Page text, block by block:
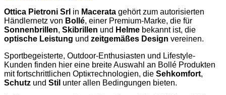
Ottica Pietroni Srl in Macerata gehört zum autorisierten
Händlernetz von Bollé, einer Premium-Marke, die für
Sonnenbrillen, Skibrillen und Helme bekannt ist, die
optische Leistung und zeitgemäßes Design vereinen.
Sportbegeisterte, Outdoor-Enthusiasten und Lifestyle-
Kunden finden hier eine breite Auswahl an Bollé Produkten
mit fortschrittlichen Optiктechnologien, die Sehkomfort,
Schutz und Stil unter allen Bedingungen bieten.